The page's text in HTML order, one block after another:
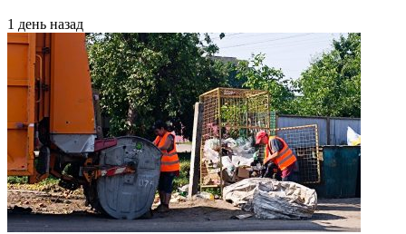
1 день назад